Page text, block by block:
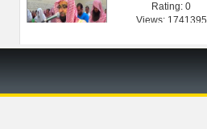
مفتاح التوفي...
Rating: 0
Rating: 0
Views: 1741395